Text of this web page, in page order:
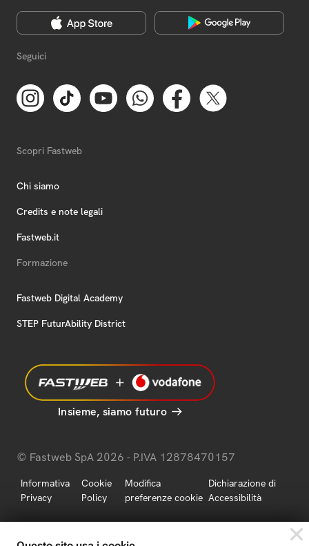
Seguici
Scopri Fastweb
Chi siamo
Credits e note legali
Fastweb.it
Formazione
Fastweb Digital Academy
STEP FuturAbility District
Insieme, siamo futuro
© Fastweb SpA 2026 - P.IVA 12878470157
Informativa
Privacy
Cookie
Policy
Modifica
preferenze cookie
Dichiarazione di
Accessibilità